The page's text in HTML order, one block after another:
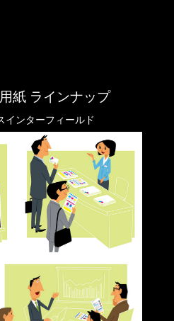
紙 ラインナップ
インターフィールド